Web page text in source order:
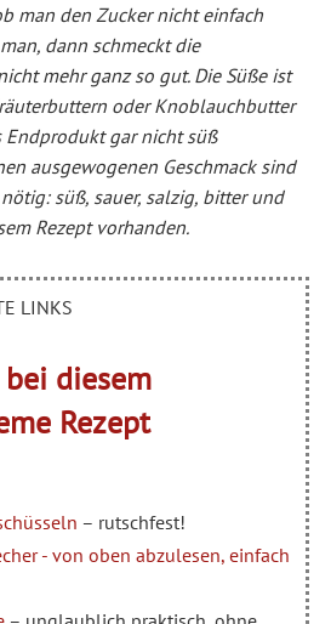
man den Zucker nicht einfach
dann schmeckt die
mehr ganz so gut. Die Süße ist
oder Knoblauchbutter
gar nicht süß
ausgewogenen Geschmack sind
süß, sauer, salzig, bitter und
Rezept vorhanden.
LINKS
diesem
Rezept
– rutschfest!
- von oben abzulesen, einfach